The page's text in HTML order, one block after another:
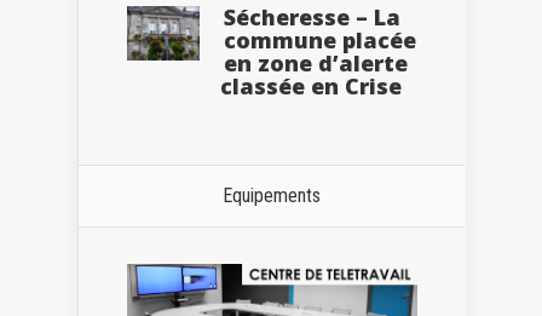
Sécheresse – La
commune placée
en zone d’alerte
classée en Crise
Equipements